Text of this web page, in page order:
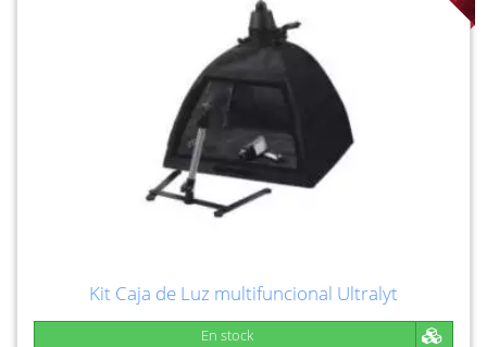
Kit Caja de Luz multifuncional Ultralyt
En stock